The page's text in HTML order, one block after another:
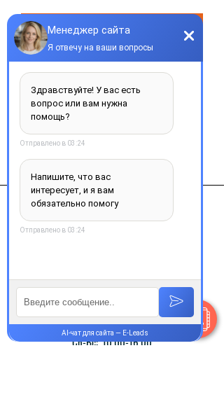
Добавить в корзину
100мг (51,4мг+48,6мг) 28 шт.
Виробник
Новартис, Швейцария
Контакты
Пн-Пт:9.00-18.00
Сб-Вс:10.00-16.00